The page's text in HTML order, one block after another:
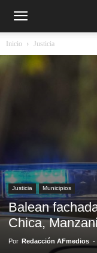
Inicio Justicia
Justicia Municipios
Balean
Chica,
Por Redacción AFmedios -